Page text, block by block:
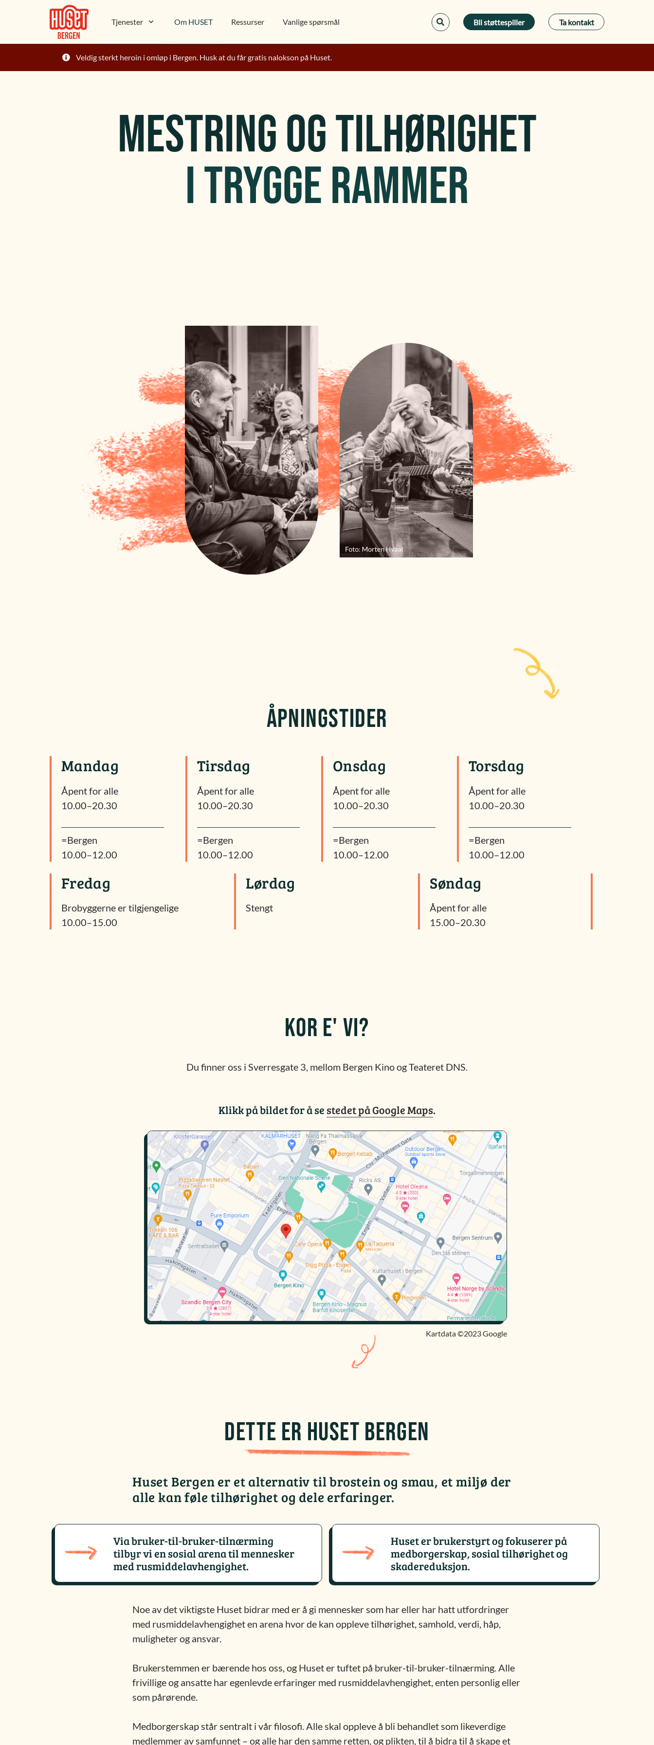
Tjenester Om HUSET Ressurser Vanlige spørsmål Bli støttespiller Ta kontakt
Veldig sterkt heroin i omløp i Bergen. Husk at du får gratis nalokson på Huset.
MESTRING OG TILHØRIGHET
I TRYGGE RAMMER
ÅPNINGSTIDER
Mandag
Åpent for alle
10.00–20.30
=Bergen
10.00–12.00
Tirsdag
Åpent for alle
10.00–20.30
=Bergen
10.00–12.00
Onsdag
Åpent for alle
10.00–20.30
=Bergen
10.00–12.00
Torsdag
Åpent for alle
10.00–20.30
=Bergen
10.00–12.00
Fredag
Brobyggerne er tilgjengelige
10.00–15.00
Lørdag
Stengt
Søndag
Åpent for alle
15.00–20.30
KOR E' VI?
Du finner oss i Sverresgate 3, mellom Bergen Kino og Teateret DNS.
Klikk på bildet for å se stedet på Google Maps.
Kartdata ©2023 Google
DETTE ER HUSET BERGEN
Huset Bergen er et alternativ til brostein og smau, et miljø der
alle kan føle tilhørighet og dele erfaringer.
Via bruker-til-bruker-tilnærming
tilbyr vi en sosial arena til mennesker
med rusmiddelavhengighet.
Huset er brukerstyrt og fokuserer på
medborgerskap, sosial tilhørighet og
skadereduksjon.
Noe av det viktigste Huset bidrar med er å gi mennesker som har eller har hatt utfordringer
med rusmiddelavhengighet en arena hvor de kan oppleve tilhørighet, samhold, verdi, håp,
muligheter og ansvar.
Brukerstemmen er bærende hos oss, og Huset er tuftet på bruker-til-bruker-tilnærming. Alle
frivillige og ansatte har egenlevde erfaringer med rusmiddelavhengighet, enten personlig eller
som pårørende.
Medborgerskap står sentralt i vår filosofi. Alle skal oppleve å bli behandlet som likeverdige
medlemmer av samfunnet – og alle har den samme retten, og plikten, til å bidra til å skape et